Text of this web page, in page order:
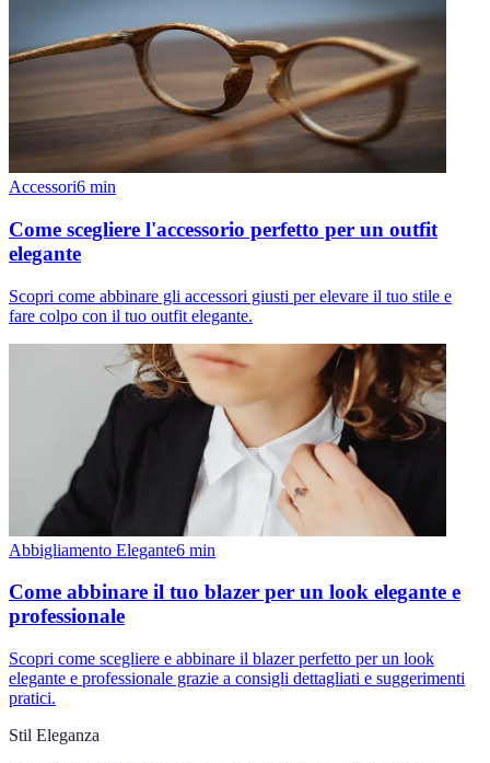
Accessori6 min
Come scegliere l'accessorio perfetto per un outfit
elegante
Scopri come abbinare gli accessori giusti per elevare il tuo stile e
fare colpo con il tuo outfit elegante.
Abbigliamento Elegante6 min
Come abbinare il tuo blazer per un look elegante e
professionale
Scopri come scegliere e abbinare il blazer perfetto per un look
elegante e professionale grazie a consigli dettagliati e suggerimenti
pratici.
Stil Eleganza